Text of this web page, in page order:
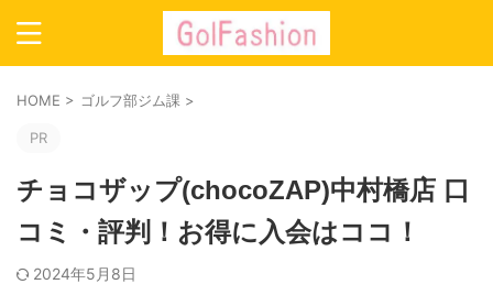
HOME > ゴルフ部ジム課 >
PR
チョコザップ(chocoZAP)中村橋店 口
コミ・評判！お得に入会はココ！
2024年5月8日